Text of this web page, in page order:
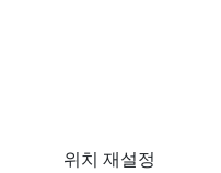
위치 재설정